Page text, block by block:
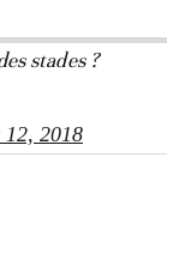
stades ?
12, 2018